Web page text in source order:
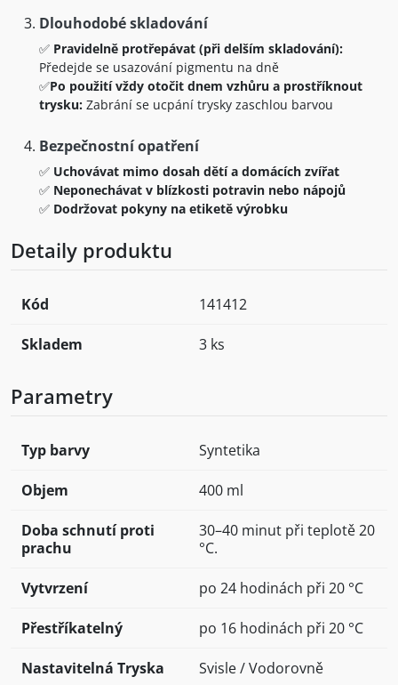
Dlouhodobé skladování
✅ Pravidelně protřepávat (při delším skladování):
Předejde se usazování pigmentu na dně
✅Po použití vždy otočit dnem vzhůru a prostříknout
trysku: Zabrání se ucpání trysky zaschlou barvou
Bezpečnostní opatření
✅ Uchovávat mimo dosah dětí a domácích zvířat
✅ Neponechávat v blízkosti potravin nebo nápojů
✅ Dodržovat pokyny na etiketě výrobku
Detaily produktu
Kód 141412
Skladem 3 ks
Parametry
Typ barvy Syntetika
Objem 400 ml
Doba schnutí proti
prachu
30–40 minut při teplotě 20
°C.
Vytvrzení po 24 hodinách při 20 °C
Přestříkatelný po 16 hodinách při 20 °C
Nastavitelná Tryska Svisle / Vodorovně